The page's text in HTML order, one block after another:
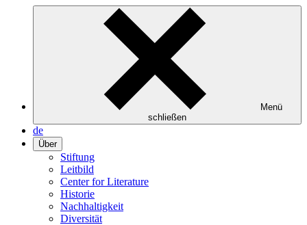
Menü
schließen
de
Über
Stiftung
Leitbild
Center for Literature
Historie
Nachhaltigkeit
Diversität